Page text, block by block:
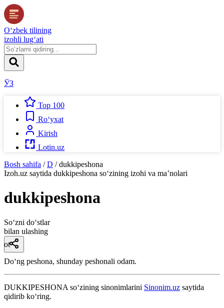
O‘zbek tilining
izohli lug‘ati
ЎЗ
Top 100
Ro‘yxat
Kirish
Lotin.uz
Bosh sahifa / D / dukkipeshona
Izoh.uz saytida dukkipeshona so‘zining izohi va ma’nolari
dukkipeshona
So‘zni do‘stlar
bilan ulashing
ot
Doʻng peshona, shunday peshonali odam.
DUKKIPESHONA so‘zining sinonimlarini Sinonim.uz saytida
qidirib ko‘ring.